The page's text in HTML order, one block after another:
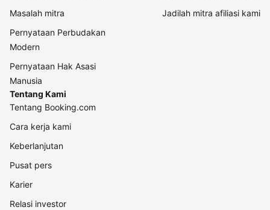
Masalah mitra
Pernyataan Perbudakan
Modern
Pernyataan Hak Asasi
Manusia
Jadilah mitra afiliasi kami
Tentang Kami
Tentang Booking.com
Cara kerja kami
Keberlanjutan
Pusat pers
Karier
Relasi investor